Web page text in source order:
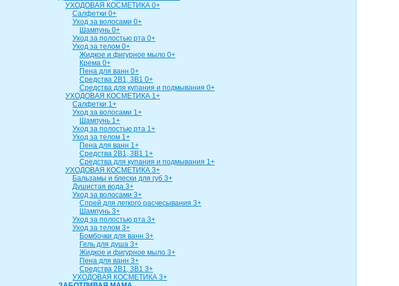
УХОДОВАЯ КОСМЕТИКА 0+
Салфетки 0+
Уход за волосами 0+
Шампунь 0+
Уход за полостью рта 0+
Уход за телом 0+
Жидкое и фигурное мыло 0+
Крема 0+
Пена для ванн 0+
Средства 2В1, 3В1 0+
Средства для купания и подмывания 0+
УХОДОВАЯ КОСМЕТИКА 1+
Салфетки 1+
Уход за волосами 1+
Шампунь 1+
Уход за полостью рта 1+
Уход за телом 1+
Пена для ванн 1+
Средства 2В1, 3В1 1+
Средства для купания и подмывания 1+
УХОДОВАЯ КОСМЕТИКА 3+
Бальзамы и блески для губ 3+
Душистая вода 3+
Уход за волосами 3+
Спрей для легкого расчесывания 3+
Шампунь 3+
Уход за полостью рта 3+
Уход за телом 3+
Бомбочки для ванн 3+
Гель для душа 3+
Жидкое и фигурное мыло 3+
Пена для ванн 3+
Средства 2В1, 3В1 3+
УХОДОВАЯ КОСМЕТИКА 3+